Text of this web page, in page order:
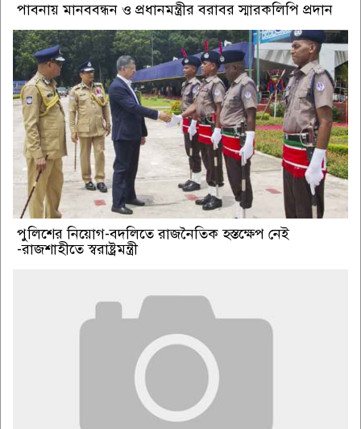
পাবনায় মানববন্ধন ও প্রধানমন্ত্রীর বরাবর স্মারকলিপি প্রদান
পুলিশের নিয়োগ-বদলিতে রাজনৈতিক হস্তক্ষেপ নেই
-রাজশাহীতে স্বরাষ্ট্রমন্ত্রী